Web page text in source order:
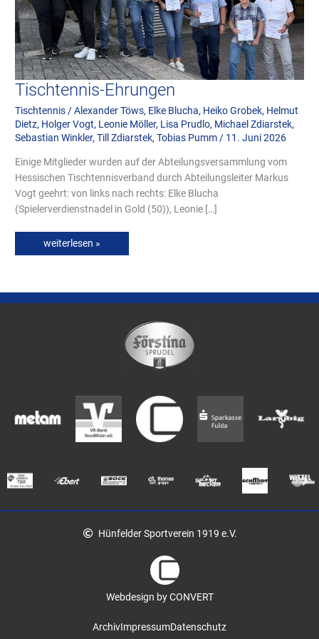
Tischtennis-Ehrungen
Tischtennis /Alexander Töws, Elke Blucha, Heiko Grobek, Helmut
Dietz, Holger Vogt, Leonie Möller, Lisa Prudlo, Michael Zdiarstek,
Sebastian Winkler,Till Zdiarstek,Tobias Pumm / 11. Juni 2026
Einige Mitglieder wurden auf der Abteilungsversammlung vom
Hessischen Tischtennisverband durch Abteilungsleiter Markus
Vogt geehrt: von links nach rechts: Elke Blucha
(Spielerverdienstnadel in Gold (50)), Leonie […]
weiterlesen »
Hünfelder Sportverein 1919 e.V.
Webdesign by CONVERT
ArchivImpressumDatenschutz